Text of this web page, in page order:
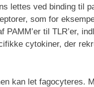
lettes ved binding til
som for
til TLR’er,
cytokiner, der
kan let fagocyteres.